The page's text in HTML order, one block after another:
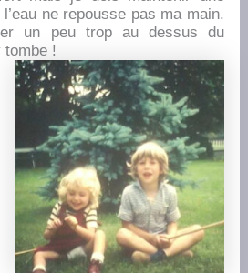
ne repousse pas ma main.
un peu trop au dessus du
tombe !